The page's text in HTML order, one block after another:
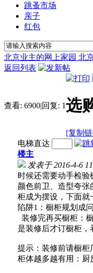
跳蚤市场
亲子
红包
北京业主的网上家园 北
返回列表
查看: 6900|回复: 1选
[复制
电梯直达
楼主
发表于 2016-4-6
时候还需要动手检
颜色前卫、造型夸
柜成为摆设，下面就
陷阱1：橱柜规划成
装修完再买橱柜：
是装修后才订橱柜，
提示：装修前请橱柜
柜体越多越有用：厨